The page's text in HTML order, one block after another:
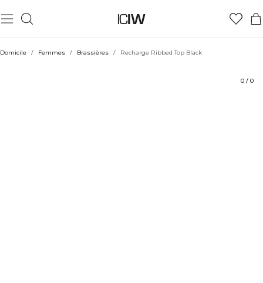
Domicile / Femmes / Brassières / Recharge Ribbed Top Black
0 / 0